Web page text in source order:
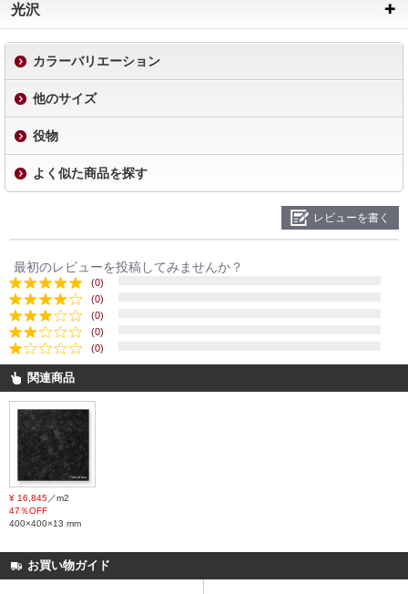
光沢
カラーバリエーション
他のサイズ
役物
よく似た商品を探す
レビューを書く
最初のレビューを投稿してみませんか？
(0)
(0)
(0)
(0)
(0)
関連商品
¥ 16,845／m2
47％OFF
400×400×13 mm
お買い物ガイド